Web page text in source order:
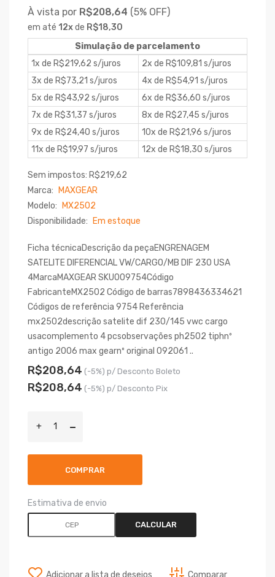
À vista por R$208,64 (5% OFF)
em até 12xde R$18,30
Simulação de parcelamento
1x de R$219,62 s/juros
2x de R$109,81 s/juros
3x de R$73,21 s/juros
4x de R$54,91 s/juros
5x de R$43,92 s/juros
6x de R$36,60 s/juros
7x de R$31,37 s/juros
8x de R$27,45 s/juros
9x de R$24,40 s/juros
10x de R$21,96 s/juros
11x de R$19,97 s/juros
12x de R$18,30 s/juros
Sem impostos: R$219,62
Marca:
MAXGEAR
Modelo:
MX2502
Disponibilidade:
Em estoque
Ficha técnicaDescrição da peçaENGRENAGEM
SATELITE DIFERENCIAL VW/CARGO/MB DIF 230 USA
4MarcaMAXGEAR SKU009754Código
FabricanteMX2502 Código de barras7898436334621
Códigos de referência 9754 Referência
mx2502descrição satelite dif 230/145 vwc cargo
usacomplemento 4 pcsobservações ph2502 tiphnº
antigo 2006 max gearnº original 092061 ..
R$208,64 (-5%) p/ Desconto Boleto
R$208,64 (-5%) p/ Desconto Pix
COMPRAR
Estimativa de envio
CALCULAR